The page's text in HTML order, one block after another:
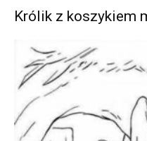
Królik z koszykiem